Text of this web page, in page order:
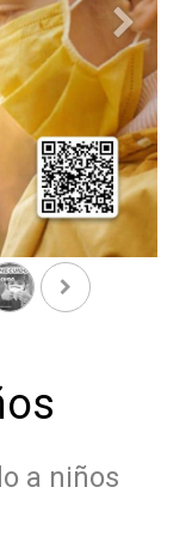
a niños